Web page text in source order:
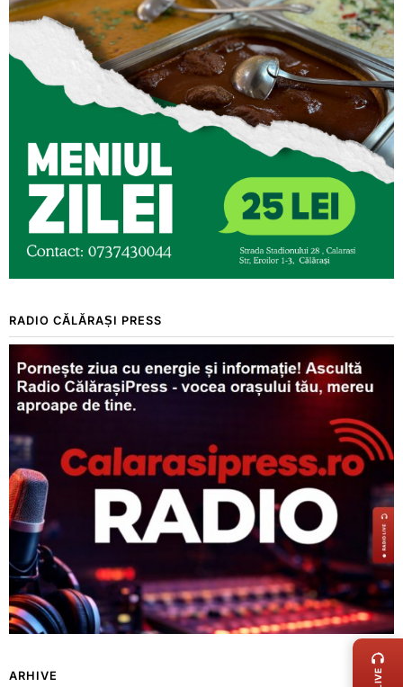
RADIO CĂLĂRAȘI PRESS
ARHIVE
LIVE